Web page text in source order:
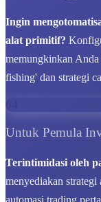
Ingin
alat primitif?
memungkinkan
fishing' dan strategi
Untuk Pemula
Terintimidasi oleh
menyediakan
automasi trading